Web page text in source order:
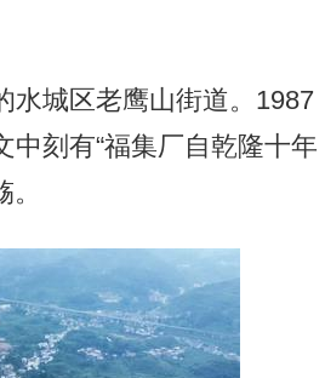
城区老鹰山街道。1987
刻有“福集厂自乾隆十年